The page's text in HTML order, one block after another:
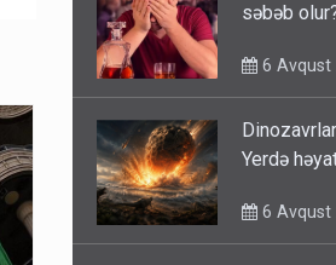
səbəb
6 Avqust
Yerdə
6 Avqust